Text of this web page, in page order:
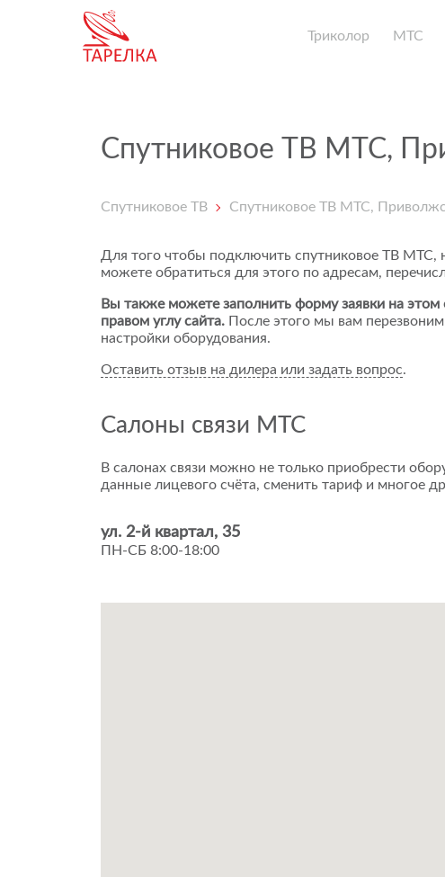
Триколор МТС
Спутниковое ТВ МТС,
Спутниковое ТВ Спутниковое ТВ МТС,
Для того чтобы подключить спутниковое ТВ МТС,
можете обратиться для этого по адресам,
Вы также можете заполнить форму заявки на
правом углу сайта. После этого мы вам
настройки оборудования.
Оставить отзыв на дилера или задать вопрос.
Салоны связи МТС
В салонах связи можно не только приобрести
данные лицевого счёта, сменить тариф и многое
ул. 2-й квартал, 35
ПН-СБ 8:00-18:00